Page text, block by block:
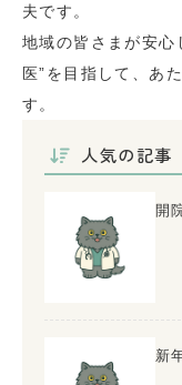
夫です。
地域の皆さまが安心
医”を目指して、あ
す。
人気の記事
開
新